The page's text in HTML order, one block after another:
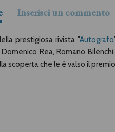
Inserisci un commento
prestigiosa rivista "Autografo
Rea, Romano
scoperta che le è valso il